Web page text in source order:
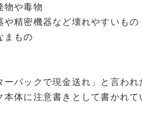
物や毒物
や精密機器など壊れやすいもの
まもの
ーパックで現金送れ」と言われ
本体に注意書きとして書かれ